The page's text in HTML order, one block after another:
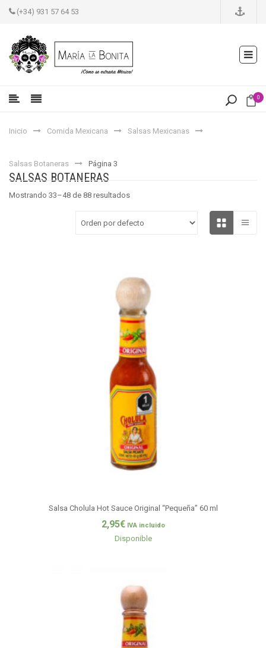
(+34) 931 57 64 53
0
Inicio Comida Mexicana Salsas Mexicanas
Salsas Botaneras Página 3
SALSAS BOTANERAS
Mostrando 33–48 de 88 resultados
Salsa Cholula Hot Sauce Original “Pequeña” 60 ml
2,95€ IVA incluido
Disponible